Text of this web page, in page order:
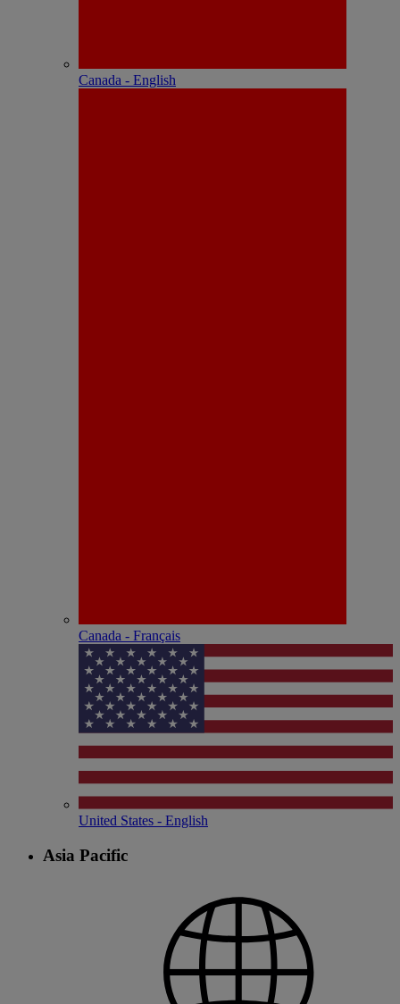
Canada - English
Canada - Français
United States - English
Asia Pacific